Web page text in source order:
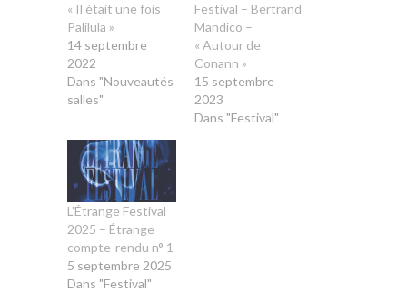
« Il était une fois
Palilula »
14 septembre
2022
Dans "Nouveautés
salles"
Festival – Bertrand
Mandico –
« Autour de
Conann »
15 septembre
2023
Dans "Festival"
L’Étrange Festival
2025 – Étrange
compte-rendu n° 1
5 septembre 2025
Dans "Festival"